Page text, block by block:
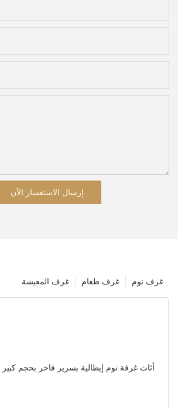
إرسال الاستفسار الآن
غرف نوم غرف طعام غرف المعيشة